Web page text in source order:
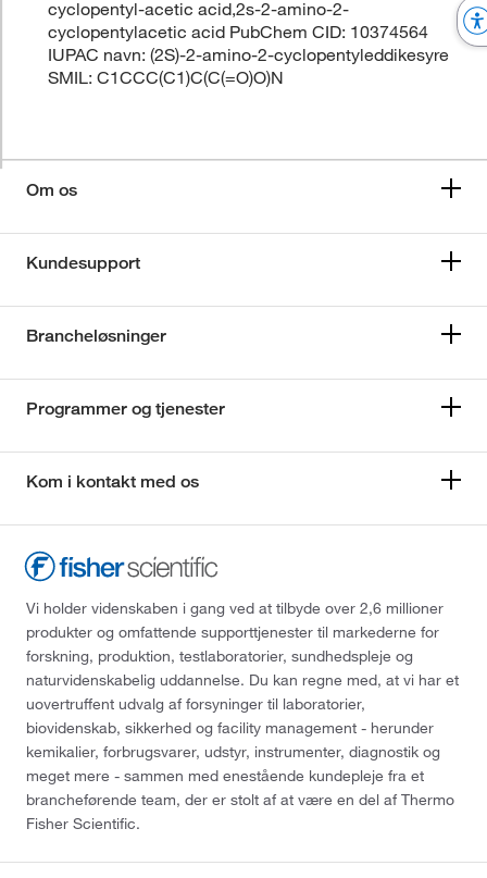
cyclopentyl-acetic acid,2s-2-amino-2-
cyclopentylacetic acid PubChem CID: 10374564
IUPAC navn: (2S)-2-amino-2-cyclopentyleddikesyre
SMIL: C1CCC(C1)C(C(=O)O)N
Om os
Kundesupport
Brancheløsninger
Programmer og tjenester
Kom i kontakt med os
Vi holder videnskaben i gang ved at tilbyde over 2,6 millioner
produkter og omfattende supporttjenester til markederne for
forskning, produktion, testlaboratorier, sundhedspleje og
naturvidenskabelig uddannelse. Du kan regne med, at vi har et
uovertruffent udvalg af forsyninger til laboratorier,
biovidenskab, sikkerhed og facility management - herunder
kemikalier, forbrugsvarer, udstyr, instrumenter, diagnostik og
meget mere - sammen med enestående kundepleje fra et
brancheførende team, der er stolt af at være en del af Thermo
Fisher Scientific.